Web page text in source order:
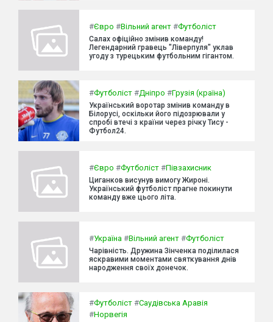
#Євро #Вільний агент #Футболіст
Салах офіційно змінив команду!
Легендарний гравець "Ліверпуля" уклав
угоду з турецьким футбольним гігантом.
#Футболіст #Дніпро #Грузія (країна)
Український воротар змінив команду в
Білорусі, оскільки його підозрювали у
спробі втечі з країни через річку Тису -
Футбол24.
#Євро #Футболіст #Півзахисник
Циганков висунув вимогу Жироні.
Український футболіст прагне покинути
команду вже цього літа.
#Україна #Вільний агент #Футболіст
Чарівність. Дружина Зінченка поділилася
яскравими моментами святкування днів
народження своїх донечок.
#Футболіст #Саудівська Аравія
#Норвегія